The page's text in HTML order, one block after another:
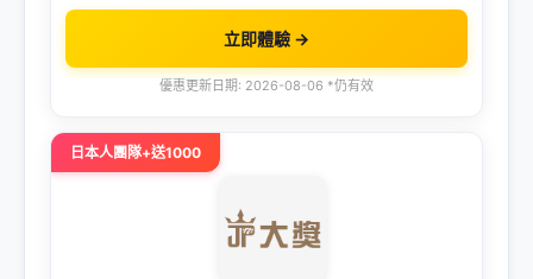
立即體驗 →
優惠更新日期: 2026-08-06 *仍有效
日本人團隊+送1000